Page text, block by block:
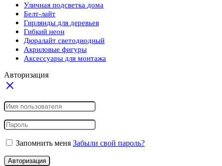
Уличная подсветка дома
Белт-лайт
Гирлянды для деревьев
Гибкий неон
Дюралайт светодиодный
Акриловые фигуры
Аксессуары для монтажа
Авторизация
Запомнить меня Забыли свой пароль?
Авторизация